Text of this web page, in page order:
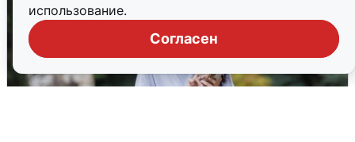
использование.
Согласен